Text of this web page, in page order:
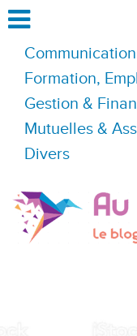
Formation,
Gestion &
Mutuelles &
Divers